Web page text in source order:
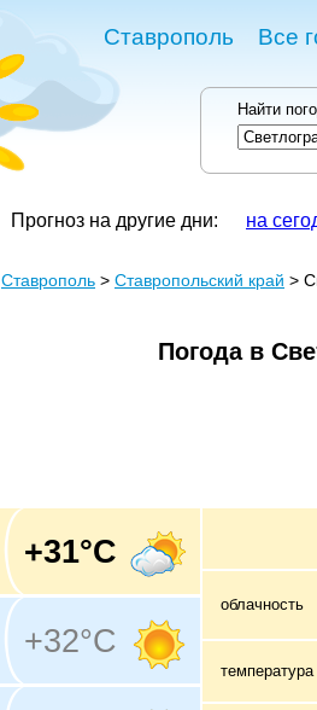
Ставрополь Все
Найти
Прогноз на другие дни: на
Ставрополь > Ставропольский край >
Погода в
+31°C
+32°C
облачность
температура